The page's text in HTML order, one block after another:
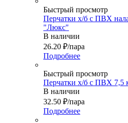
Быстрый просмотр
Перчатки х/б с ПВХ
"Люкс"
В наличии
26.20 ₽/пара
Подробнее
Быстрый просмотр
Перчатки х/б с ПВХ 7,5
В наличии
32.50 ₽/пара
Подробнее